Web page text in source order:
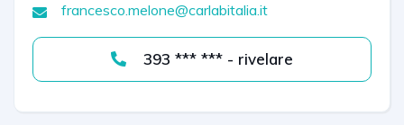
francesco.melone@carlabitalia.it
393 *** *** - rivelare